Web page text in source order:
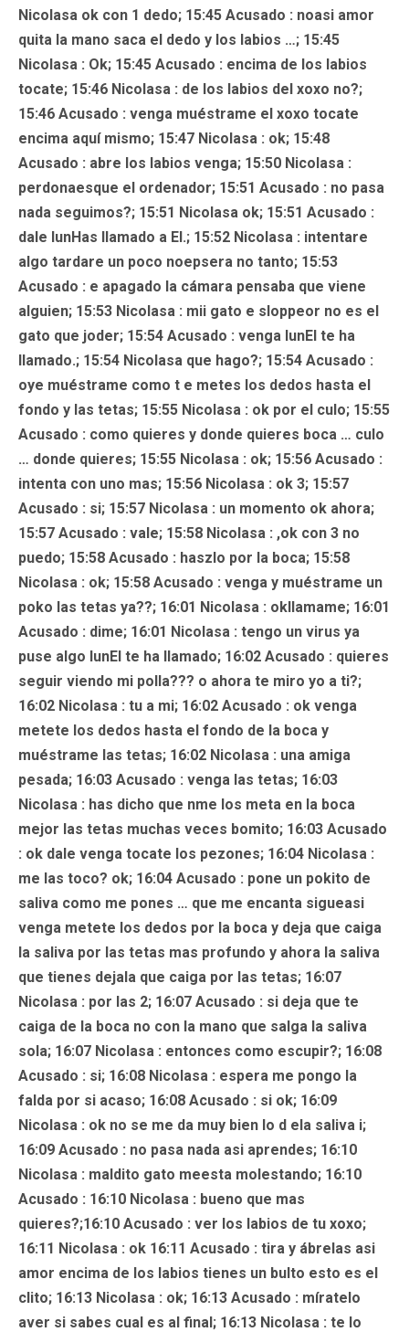
Nicolasa ok con 1 dedo; 15:45 Acusado : noasi amor
quita la mano saca el dedo y los labios …; 15:45
Nicolasa : Ok; 15:45 Acusado : encima de los labios
tocate; 15:46 Nicolasa : de los labios del xoxo no?;
15:46 Acusado : venga muéstrame el xoxo tocate
encima aquí mismo; 15:47 Nicolasa : ok; 15:48
Acusado : abre los labios venga; 15:50 Nicolasa :
perdonaesque el ordenador; 15:51 Acusado : no pasa
nada seguimos?; 15:51 Nicolasa ok; 15:51 Acusado :
dale lunHas llamado a EI.; 15:52 Nicolasa : intentare
algo tardare un poco noepsera no tanto; 15:53
Acusado : e apagado la cámara pensaba que viene
alguien; 15:53 Nicolasa : mii gato e sloppeor no es el
gato que joder; 15:54 Acusado : venga lunEl te ha
llamado.; 15:54 Nicolasa que hago?; 15:54 Acusado :
oye muéstrame como t e metes los dedos hasta el
fondo y las tetas; 15:55 Nicolasa : ok por el culo; 15:55
Acusado : como quieres y donde quieres boca … culo
… donde quieres; 15:55 Nicolasa : ok; 15:56 Acusado :
intenta con uno mas; 15:56 Nicolasa : ok 3; 15:57
Acusado : si; 15:57 Nicolasa : un momento ok ahora;
15:57 Acusado : vale; 15:58 Nicolasa : ,ok con 3 no
puedo; 15:58 Acusado : haszlo por la boca; 15:58
Nicolasa : ok; 15:58 Acusado : venga y muéstrame un
poko las tetas ya??; 16:01 Nicolasa : okllamame; 16:01
Acusado : dime; 16:01 Nicolasa : tengo un virus ya
puse algo lunEI te ha llamado; 16:02 Acusado : quieres
seguir viendo mi polla??? o ahora te miro yo a ti?;
16:02 Nicolasa : tu a mi; 16:02 Acusado : ok venga
metete los dedos hasta el fondo de la boca y
muéstrame las tetas; 16:02 Nicolasa : una amiga
pesada; 16:03 Acusado : venga las tetas; 16:03
Nicolasa : has dicho que nme los meta en la boca
mejor las tetas muchas veces bomito; 16:03 Acusado
: ok dale venga tocate los pezones; 16:04 Nicolasa :
me las toco? ok; 16:04 Acusado : pone un pokito de
saliva como me pones … que me encanta sigueasi
venga metete los dedos por la boca y deja que caiga
la saliva por las tetas mas profundo y ahora la saliva
que tienes dejala que caiga por las tetas; 16:07
Nicolasa : por las 2; 16:07 Acusado : si deja que te
caiga de la boca no con la mano que salga la saliva
sola; 16:07 Nicolasa : entonces como escupir?; 16:08
Acusado : si; 16:08 Nicolasa : espera me pongo la
falda por si acaso; 16:08 Acusado : si ok; 16:09
Nicolasa : ok no se me da muy bien lo d ela saliva i;
16:09 Acusado : no pasa nada asi aprendes; 16:10
Nicolasa : maldito gato meesta molestando; 16:10
Acusado : 16:10 Nicolasa : bueno que mas
quieres?;16:10 Acusado : ver los labios de tu xoxo;
16:11 Nicolasa : ok 16:11 Acusado : tira y ábrelas asi
amor encima de los labios tienes un bulto esto es el
clito; 16:13 Nicolasa : ok; 16:13 Acusado : míratelo
aver si sabes cual es al final; 16:13 Nicolasa : te lo